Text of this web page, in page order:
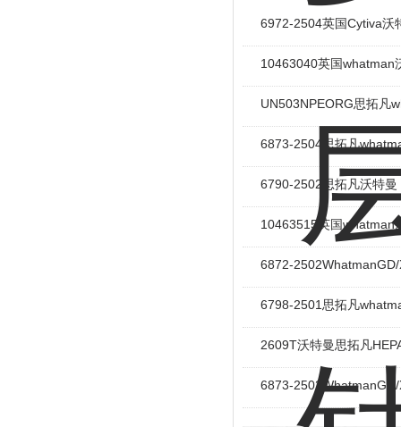
6972-2504英国Cytiva沃
10463040英国whatman
UN503NPEORG思拓凡
6873-2504思拓凡
6790-2502思拓凡沃特
10463515英国whatman
6872-
6798-2501思拓凡
2609T沃特曼思拓凡
6873-